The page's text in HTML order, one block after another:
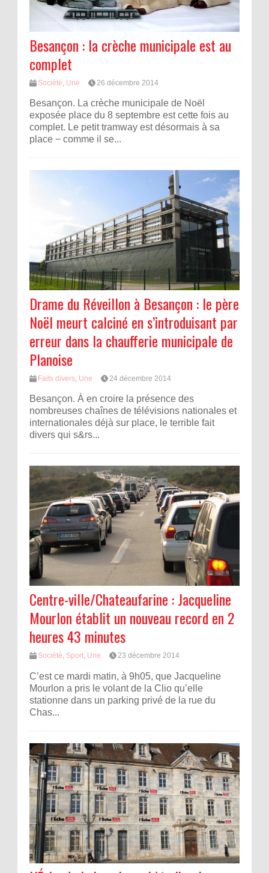
Besançon : la crèche municipale est au
complet
Société, Une 26 décembre 2014
Besançon. La crèche municipale de Noël
exposée place du 8 septembre est cette fois au
complet. Le petit tramway est désormais à sa
place − comme il se...
Drame du Réveillon à Besançon : le père
Noël meurt calciné en s’introduisant par
erreur dans la chaufferie municipale de
Planoise
Faits divers, Une 24 décembre 2014
Besançon. À en croire la présence des
nombreuses chaînes de télévisions nationales et
internationales déjà sur place, le terrible fait
divers qui s&rs...
Centre-ville/Chateaufarine : Jacqueline
Mourlon établit un nouveau record en 2
heures 43 minutes
Société, Sport, Une 23 décembre 2014
C’est ce mardi matin, à 9h05, que Jacqueline
Mourlon a pris le volant de la Clio qu’elle
stationne dans un parking privé de la rue du
Chas...